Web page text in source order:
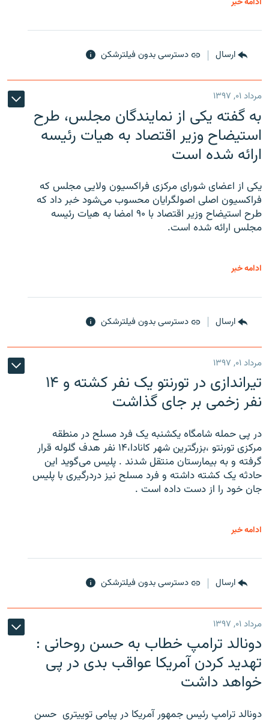
ارسال دسترسی بدون فیلترشکن
مرداد ۰۱, ۱۳۹۷
به گفته یکی از نمایندگان مجلس، طرح
استیضاح وزیر اقتصاد به هیات رئیسه
ارائه شده است
یکی از اعضای شورای مرکزی فراکسیون ولایی مجلس که
فراکسیون اصلی اصولگرایان محسوب می‌شود خبر داد که
طرح استیضاح وزیر اقتصاد با ۹۰ امضا به هیات رئیسه
مجلس ارائه شده است.
ادامه خبر
ارسال دسترسی بدون فیلترشکن
مرداد ۰۱, ۱۳۹۷
تیراندازی در تورنتو یک نفر کشته و ۱۴
نفر زخمی بر جای گذاشت
در پی حمله شامگاه یکشنبه یک فرد مسلح در منطقه
مرکزی تورنتو ،‌بزرگترین شهر کانادا،۱۴ نفر هدف گلوله قرار
گرفته و به بیمارستان منتقل شدند . پلیس می‌گوید این
حادثه یک کشته داشته و فرد مسلح نیز دردرگیری با پلیس
جان خود را از دست داده است .
ادامه خبر
ارسال دسترسی بدون فیلترشکن
مرداد ۰۱, ۱۳۹۷
دونالد ترامپ خطاب به حسن روحانی :
تهدید کردن آمریکا عواقب بدی در پی
خواهد داشت
دونالد ترامپ رئیس جمهور آمریکا در پیامی توییتری ‌ حسن